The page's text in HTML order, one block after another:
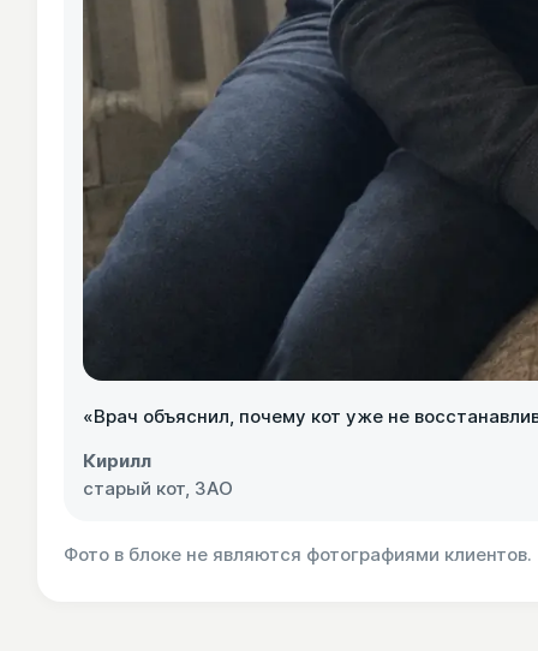
«Врач объяснил, почему кот уже не
Кирилл
старый кот, ЗАО
Фото в блоке не являются фотографиями